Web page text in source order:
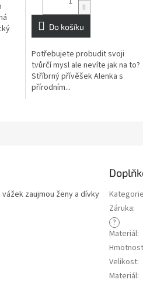
Do košíku
Potřebujete probudit svoji
tvůrčí mysl ale nevíte jak na to?
Stříbrný přívěšek Alenka s
přírodním...
zaujmou ženy a dívky
Kategorie
Záruka:
?
Materiál:
Hmotnost
Velikost:
Materiál: